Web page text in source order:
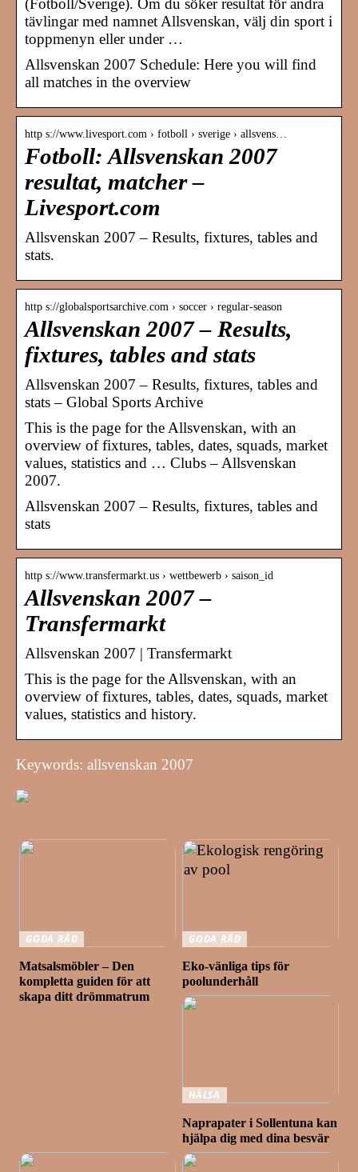
(Fotboll/Sverige). Om du söker resultat för andra
tävlingar med namnet Allsvenskan, välj din sport i
toppmenyn eller under …
Allsvenskan 2007 Schedule: Here you will find
all matches in the overview
http s://www.livesport.com › fotboll › sverige › allsvens…
Fotboll: Allsvenskan 2007
resultat, matcher –
Livesport.com
Allsvenskan 2007 – Results, fixtures, tables and
stats.
http s://globalsportsarchive.com › soccer › regular-season
Allsvenskan 2007 – Results,
fixtures, tables and stats
Allsvenskan 2007 – Results, fixtures, tables and
stats – Global Sports Archive
This is the page for the Allsvenskan, with an
overview of fixtures, tables, dates, squads, market
values, statistics and … Clubs – Allsvenskan
2007.
Allsvenskan 2007 – Results, fixtures, tables and
stats
http s://www.transfermarkt.us › wettbewerb › saison_id
Allsvenskan 2007 –
Transfermarkt
Allsvenskan 2007 | Transfermarkt
This is the page for the Allsvenskan, with an
overview of fixtures, tables, dates, squads, market
values, statistics and history.
Keywords: allsvenskan 2007
GODA RÅD
Matsalsmöbler – Den
kompletta guiden för att
skapa ditt drömmatrum
GODA RÅD
Eko-vänliga tips för
poolunderhåll
HÄLSA
Naprapater i Sollentuna kan
hjälpa dig med dina besvär